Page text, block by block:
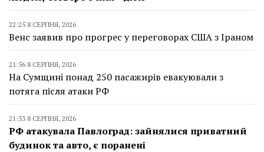
22:25 8 СЕРПНЯ, 2026
Венс заявив про прогрес у переговорах США з Іраном
21:56 8 СЕРПНЯ, 2026
На Сумщині понад 250 пасажирів евакуювали з
потяга після атаки РФ
21:33 8 СЕРПНЯ, 2026
РФ атакувала Павлоград: зайнялися приватний
будинок та авто, є поранені